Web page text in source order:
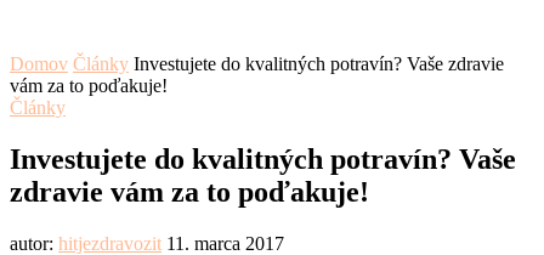
Domov Články Investujete do kvalitných potravín? Vaše zdravie
vám za to poďakuje!
Články
Investujete do kvalitných potravín? Vaše
zdravie vám za to poďakuje!
autor: hitjezdravozit 11. marca 2017